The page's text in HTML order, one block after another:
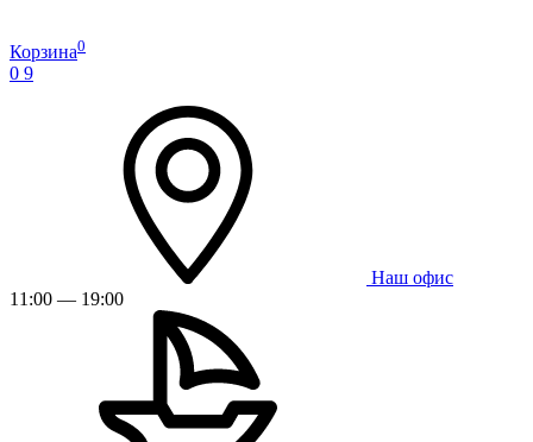
Корзина0
0 9
Наш офис
11:00 — 19:00